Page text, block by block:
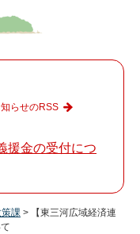
援金の受付につ
らせのRSS
策課 >
【東三河広域経済連